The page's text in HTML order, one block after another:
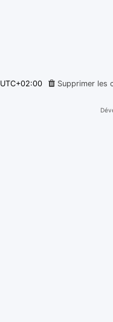
UTC+02:00 Supprimer les